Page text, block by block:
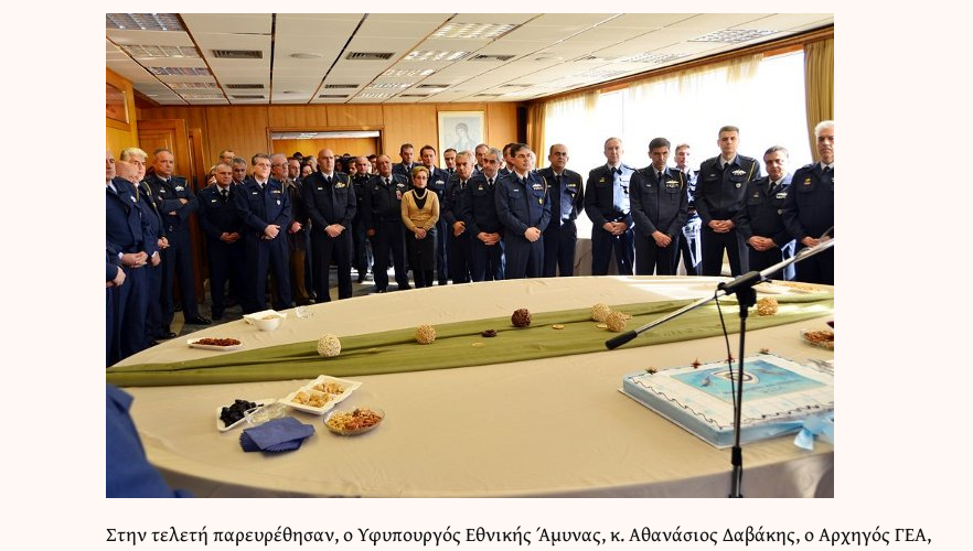
Στην τελετή παρευρέθησαν, ο Υφυπουργός Εθνικής Άμυνας, κ. Αθανάσιος Δαβάκης, ο Αρχηγός ΓΕΑ,